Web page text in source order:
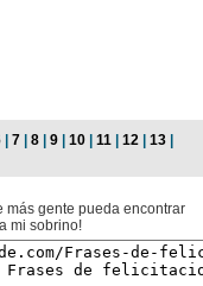
| 7 | 8 | 9 | 10 | 11 | 12 | 13 |
más gente pueda encontrar
mi sobrino!